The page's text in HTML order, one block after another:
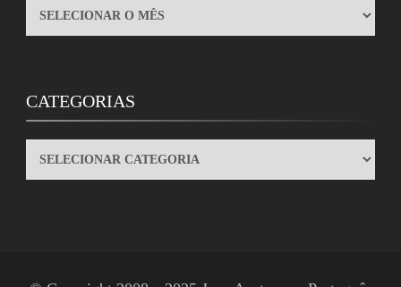
ARQUIVOS
CATEGORIAS
CATEGORIAS